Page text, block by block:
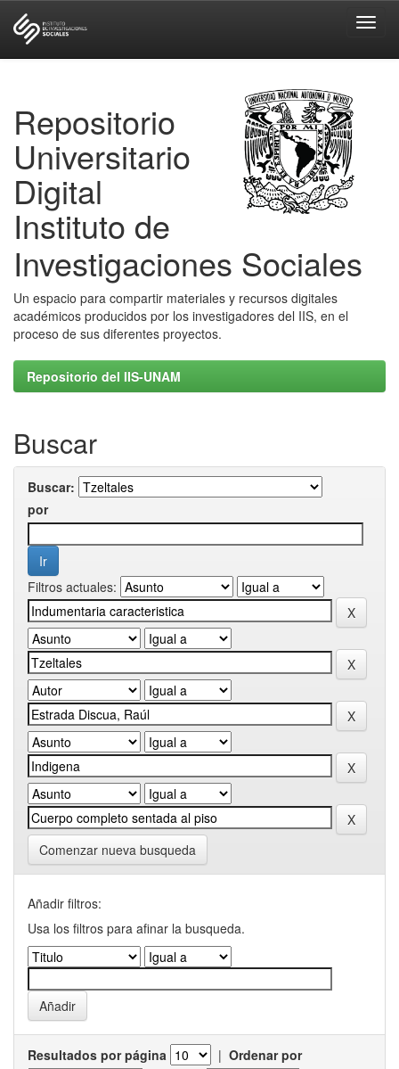
Repositorio
Universitario
Digital
Instituto de
Investigaciones Sociales
Un espacio para compartir materiales y recursos digitales
académicos producidos por los investigadores del IIS, en el
proceso de sus diferentes proyectos.
Repositorio del IIS-UNAM
Buscar
Buscar:
por
Filtros actuales:
Comenzar nueva busqueda
Añadir filtros:
Usa los filtros para afinar la busqueda.
Resultados por página | Ordenar por